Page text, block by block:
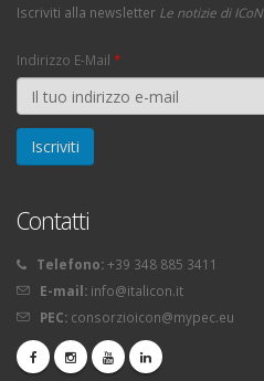
Iscriviti alla newsletter Le notizie di ICoN
Indirizzo E-Mail *
Contatti
Telefono: +39 348 885 3411
E-mail: info@italicon.it
PEC: consorzioicon@mypec.eu